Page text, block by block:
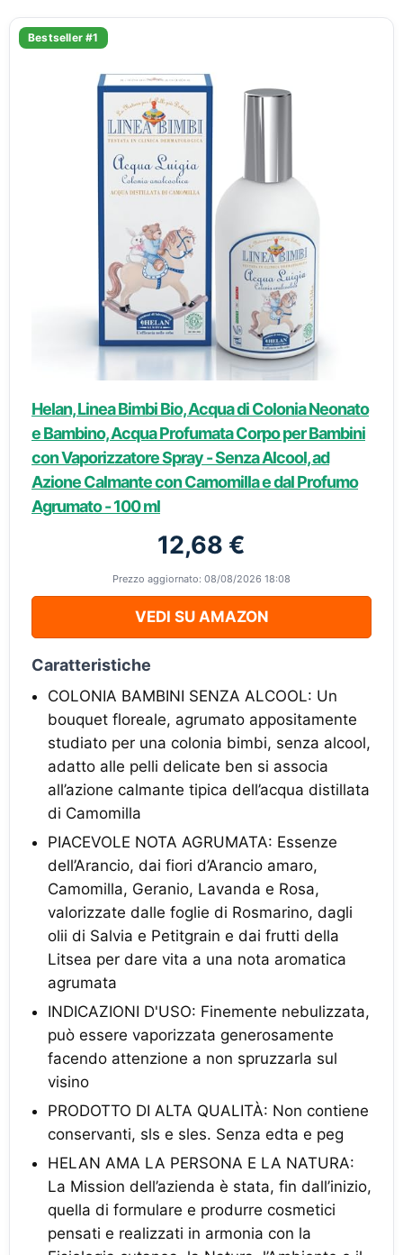
Bestseller #1
Helan, Linea Bimbi Bio, Acqua di Colonia Neonato
e Bambino, Acqua Profumata Corpo per Bambini
con Vaporizzatore Spray - Senza Alcool, ad
Azione Calmante con Camomilla e dal Profumo
Agrumato - 100 ml
12,68 €
Prezzo aggiornato: 08/08/2026 18:08
VEDI SU AMAZON
Caratteristiche
COLONIA BAMBINI SENZA ALCOOL: Un
bouquet floreale, agrumato appositamente
studiato per una colonia bimbi, senza alcool,
adatto alle pelli delicate ben si associa
all’azione calmante tipica dell’acqua distillata
di Camomilla
PIACEVOLE NOTA AGRUMATA: Essenze
dell’Arancio, dai fiori d’Arancio amaro,
Camomilla, Geranio, Lavanda e Rosa,
valorizzate dalle foglie di Rosmarino, dagli
olii di Salvia e Petitgrain e dai frutti della
Litsea per dare vita a una nota aromatica
agrumata
INDICAZIONI D'USO: Finemente nebulizzata,
può essere vaporizzata generosamente
facendo attenzione a non spruzzarla sul
visino
PRODOTTO DI ALTA QUALITÀ: Non contiene
conservanti, sls e sles. Senza edta e peg
HELAN AMA LA PERSONA E LA NATURA:
La Mission dell’azienda è stata, fin dall’inizio,
quella di formulare e produrre cosmetici
pensati e realizzati in armonia con la